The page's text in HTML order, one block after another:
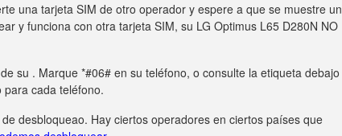
una tarjeta SIM de otro operador y espere a que se muestre un
y funciona con otra tarjeta SIM, su LG Optimus L65 D280N NO
su . Marque *#06# en su teléfono, o consulte la etiqueta debajo
cada teléfono.
desbloqueao. Hay ciertos operadores en ciertos países que